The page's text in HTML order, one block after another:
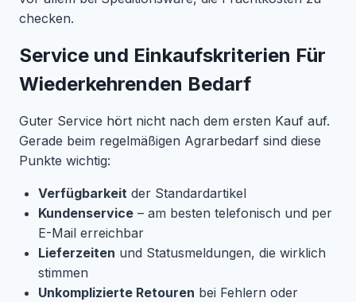
checken.
Service und Einkaufskriterien Für
Wiederkehrenden Bedarf
Guter Service hört nicht nach dem ersten Kauf auf.
Gerade beim regelmäßigen Agrarbedarf sind diese
Punkte wichtig:
Verfügbarkeit der Standardartikel
Kundenservice – am besten telefonisch und per
E-Mail erreichbar
Lieferzeiten und Statusmeldungen, die wirklich
stimmen
Unkomplizierte Retouren bei Fehlern oder